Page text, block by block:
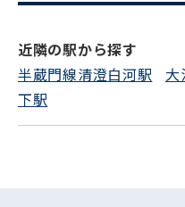
電話
近隣の駅から探す
半蔵門線清澄白河駅
大
下駅